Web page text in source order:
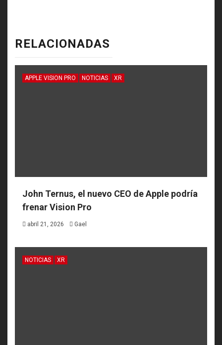
RELACIONADAS
APPLE VISION PRO NOTICIAS XR
John Ternus, el nuevo CEO de Apple podría
frenar Vision Pro
abril 21, 2026 Gael
NOTICIAS XR